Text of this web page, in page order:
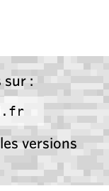
:
versions